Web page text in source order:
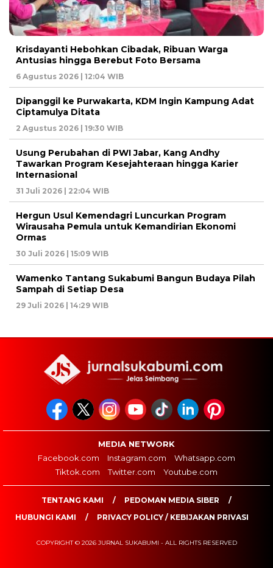
Krisdayanti Hebohkan Cibadak, Ribuan Warga
Antusias hingga Berebut Foto Bersama
6 Agustus 2026 | 12:04 WIB
Dipanggil ke Purwakarta, KDM Ingin Kampung Adat
Ciptamulya Ditata
2 Agustus 2026 | 19:30 WIB
Usung Perubahan di PWI Jabar, Kang Andhy
Tawarkan Program Kesejahteraan hingga Karier
Internasional
31 Juli 2026 | 22:04 WIB
Hergun Usul Kemendagri Luncurkan Program
Wirausaha Pemula untuk Kemandirian Ekonomi
Ormas
30 Juli 2026 | 15:09 WIB
Wamenko Tantang Sukabumi Bangun Budaya Pilah
Sampah di Setiap Desa
29 Juli 2026 | 14:29 WIB
MEDIA NETWORK
Facebook.com
Instagram.com
Whatsapp.com
Tiktok.com
Twitter.com Youtube.com
TENTANG KAMI
PEDOMAN MEDIA SIBER
HUBUNGI KAMI
PRIVACY POLICY / KEBIJAKAN PRIVASI
COPYRIGHT © 2026 JURNAL SUKABUMI - ALL RIGHTS RESERVED